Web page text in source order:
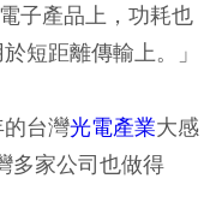
子產品上，功耗也
短距離傳輸上。」
台灣光電產業大感
多家公司也做得